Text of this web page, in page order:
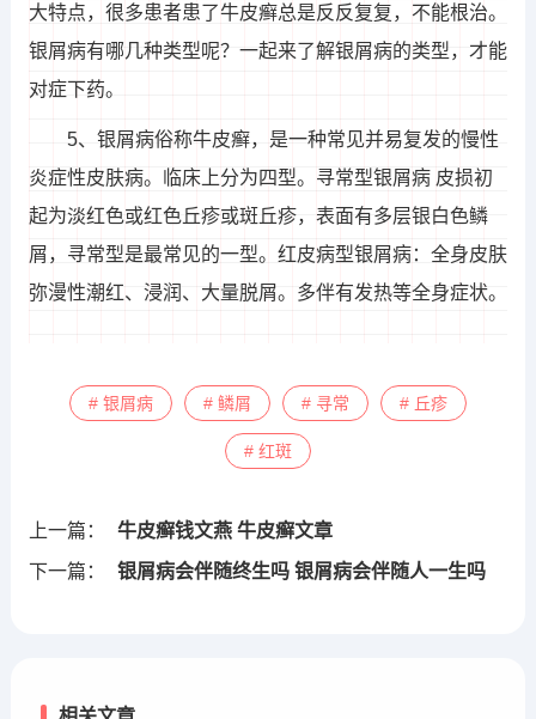
大特点，很多患者患了牛皮癣总是反反复复，不能根治。
银屑病有哪几种类型呢？一起来了解银屑病的类型，才能
对症下药。
5、银屑病俗称牛皮癣，是一种常见并易复发的慢性
炎症性皮肤病。临床上分为四型。寻常型银屑病 皮损初
起为淡红色或红色丘疹或斑丘疹，表面有多层银白色鳞
屑，寻常型是最常见的一型。红皮病型银屑病：全身皮肤
弥漫性潮红、浸润、大量脱屑。多伴有发热等全身症状。
# 银屑病 # 鳞屑 # 寻常 # 丘疹
# 红斑
上一篇：
牛皮癣钱文燕 牛皮癣文章
下一篇：
银屑病会伴随终生吗 银屑病会伴随人一生吗